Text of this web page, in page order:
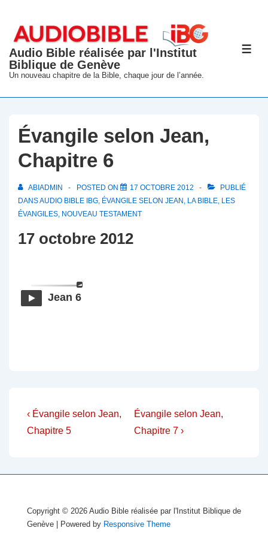
passer
contenu
principal
Audio Bible réalisée par l'Institut
Biblique de Genève
Un nouveau chapitre de la Bible, chaque jour de l’année.
Évangile selon Jean,
Chapitre 6
ABIADMIN POSTED ON 17 OCTOBRE 2012
PUBLIÉ
DANSAUDIO BIBLE IBG, ÉVANGILE SELON JEAN , LA BIBLE, LES
ÉVANGILES, NOUVEAU TESTAMENT
17 octobre 2012
Jean 6
Navigation
de
Previous
Post
‹ Évangile selon Jean,
Chapitre 5
Next
Post
Évangile selon Jean,
Chapitre 7 ›
Copyright © 2026 Audio Bible réalisée par l'Institut Biblique de
Genève
| Powered by Responsive Theme